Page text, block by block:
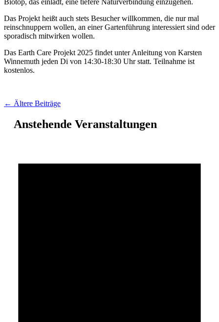
Das Projekt heißt auch stets Besucher willkommen, die nur mal
reinschnuppern wollen, an einer Gartenführung interessiert sind oder
sporadisch mitwirken wollen.
Das Earth Care Projekt 2025 findet unter Anleitung von Karsten
Winnemuth jeden Di von 14:30-18:30 Uhr statt. Teilnahme ist
kostenlos.
Beitragsnavigation
← Ältere Beiträge
Anstehende Veranstaltungen